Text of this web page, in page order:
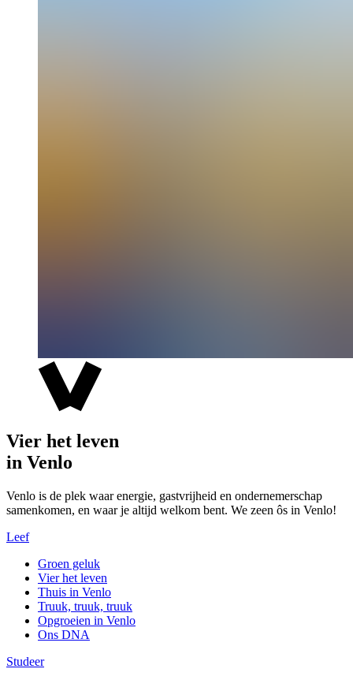
Vier het leven
in Venlo
Venlo is de plek waar energie, gastvrijheid en ondernemerschap
samenkomen, en waar je altijd welkom bent. We zeen ôs in Venlo!
Leef
Groen geluk
Vier het leven
Thuis in Venlo
Truuk, truuk, truuk
Opgroeien in Venlo
Ons DNA
Studeer